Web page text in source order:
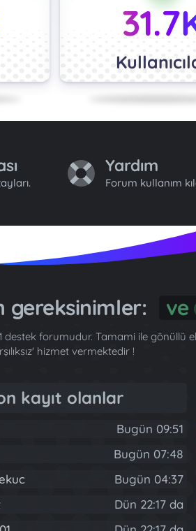
Yardım
Forum kullanım
gereksinimler:
destek forumudur. Tamami ile gönüllü
hizmet vermektedir !
kayıt olanlar
Bugün 09:51
Bugün 07:48
Bugün 04:37
Dün 22:17 da